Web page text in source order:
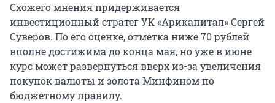
Схожего мнения придерживается
инвестиционный стратег УК «Арикапитал» Сергей
Суверов. По его оценке, отметка ниже70рублей
вполне достижима до конца мая, но уже в июне
курс может развернуться вверх из-за увеличения
покупок валюты и золота Минфином по
бюджетному правилу.